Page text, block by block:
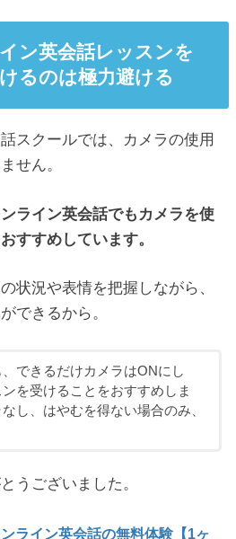
ン英会話レッスンを
るのは極力避ける
スクールでは、カメラの使用
せん。
ライン英会話でもカメラを使
すすめしています。
状況や表情を把握しながら、
できるから。
できるだけカメラはONにし
を受けることをおすすめしま
し、はやむを得ない場合のみ、
うございました。
ンライン英会話の無料体験【1ヶ